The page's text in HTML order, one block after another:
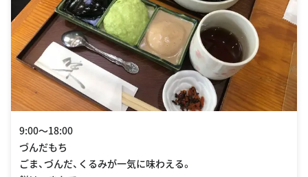
9:00〜18:00
づんだもち
ごま、づんだ、くるみが一気に味わえる。